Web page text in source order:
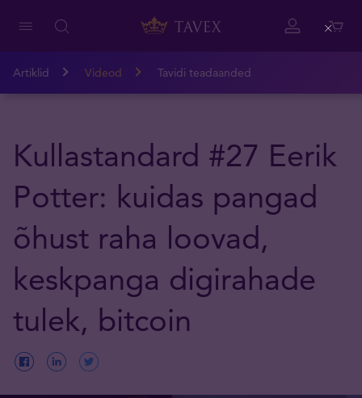
Artiklid Videod Tavidi teadaanded
Kullastandard #27 Eerik
Potter: kuidas pangad
õhust raha loovad,
keskpanga digirahade
tulek, bitcoin
Close